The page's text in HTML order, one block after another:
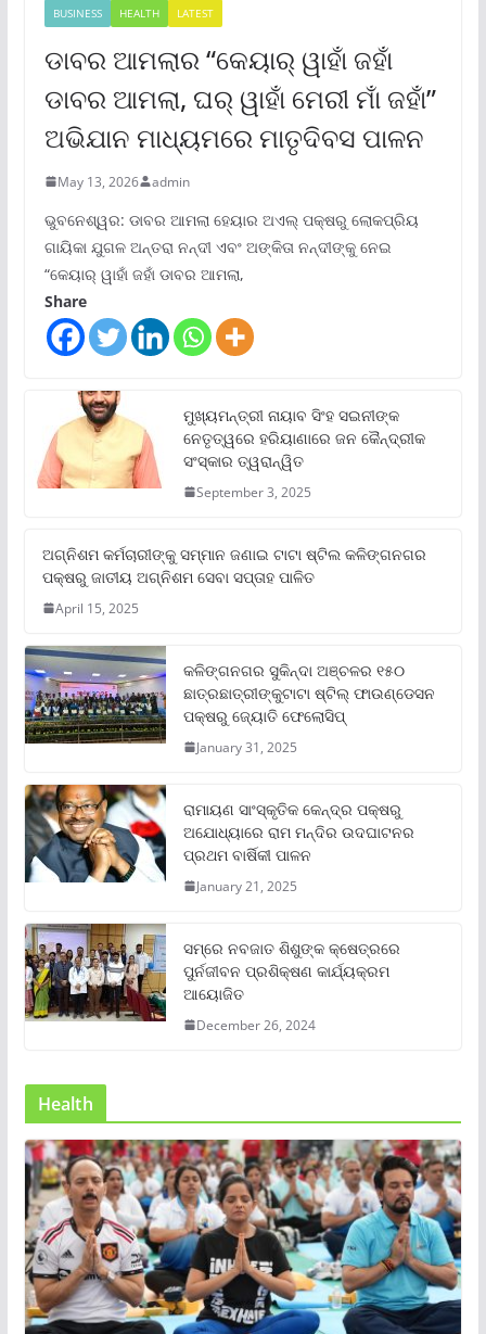
BUSINESS HEALTH LATEST
ଡାବର ଆମଲାର “କେୟାର୍ ୱାହାଁ ଜହାଁ
ଡାବର ଆମଲା, ଘର୍ ୱାହାଁ ମେରୀ ମାଁ ଜହାଁ”
ଅଭିଯାନ ମାଧ୍ୟମରେ ମାତୃଦିବସ ପାଳନ
May 13, 2026 admin
ଭୁବନେଶ୍ୱର: ଡାବର ଆମଲା ହେୟାର ଅଏଲ୍ ପକ୍ଷରୁ ଲୋକପ୍ରିୟ
ଗାୟିକା ଯୁଗଳ ଅନ୍ତରା ନନ୍ଦୀ ଏବଂ ଅଙ୍କିତା ନନ୍ଦୀଙ୍କୁ ନେଇ
“କେୟାର୍ ୱାହାଁ ଜହାଁ ଡାବର ଆମଲା,
Share
ମୁଖ୍ୟମନ୍ତ୍ରୀ ନାୟାବ ସିଂହ ସଇନୀଙ୍କ
ନେତୃତ୍ୱରେ ହରିୟାଣାରେ ଜନ କୈନ୍ଦ୍ରୀକ
ସଂସ୍କାର ତ୍ୱରାନ୍ୱିତ
September 3, 2025
ଅଗ୍ନିଶମ କର୍ମଚାରୀଙ୍କୁ ସମ୍ମାନ ଜଣାଇ ଟାଟା ଷ୍ଟିଲ କଳିଙ୍ଗନଗର
ପକ୍ଷରୁ ଜାତୀୟ ଅଗ୍ନିଶମ ସେବା ସପ୍ତାହ ପାଳିତ
April 15, 2025
କଳିଙ୍ଗନଗର ସୁକିନ୍ଦା ଅଞ୍ଚଳର ୧୫୦
ଛାତ୍ରଛାତ୍ରୀଙ୍କୁଟାଟା ଷ୍ଟିଲ୍ ଫାଉଣ୍ଡେସନ
ପକ୍ଷରୁ ଜ୍ୟୋତି ଫେଲୋସିପ୍‌
January 31, 2025
ରାମାୟଣ ସାଂସ୍କୃତିକ କେନ୍ଦ୍ର ପକ୍ଷରୁ
ଅଯୋଧ୍ୟାରେ ରାମ ମନ୍ଦିର ଉଦଘାଟନର
ପ୍ରଥମ ବାର୍ଷିକୀ ପାଳନ
January 21, 2025
ସମ୍‌ରେ ନବଜାତ ଶିଶୁଙ୍କ କ୍ଷେତ୍ରରେ
ପୁର୍ନଜୀବନ ପ୍ରଶିକ୍ଷଣ କାର୍ଯ୍ୟକ୍ରମ
ଆୟୋଜିତ
December 26, 2024
Health